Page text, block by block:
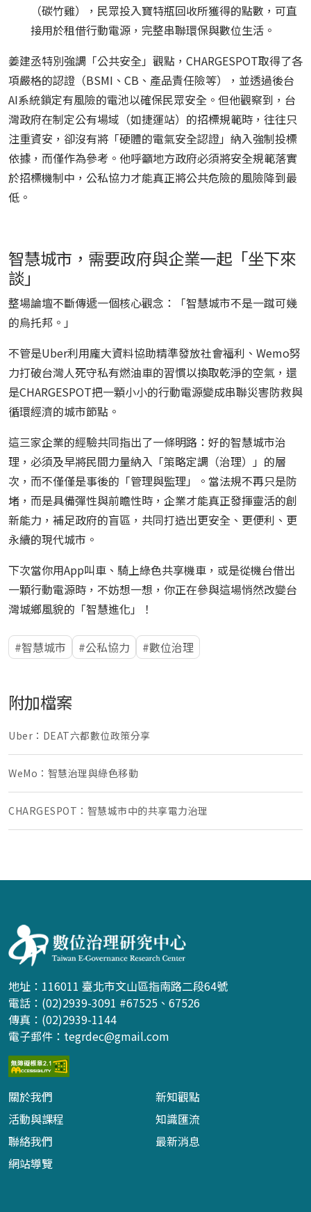
（碳竹雞），民眾投入寶特瓶回收所獲得的點數，可直
接用於租借行動電源，完整串聯環保與數位生活。
姜建丞特別強調「公共安全」觀點，CHARGESPOT取得了各
項嚴格的認證（BSMI、CB、產品責任險等），並透過後台
AI系統鎖定有風險的電池以確保民眾安全。但他觀察到，台
灣政府在制定公有場域（如捷運站）的招標規範時，往往只
注重資安，卻沒有將「硬體的電氣安全認證」納入強制投標
依據，而僅作為參考。他呼籲地方政府必須將安全規範落實
於招標機制中，公私協力才能真正將公共危險的風險降到最
低。
智慧城市，需要政府與企業一起「坐下來
談」
整場論壇不斷傳遞一個核心觀念：「智慧城市不是一蹴可幾
的烏托邦。」
不管是Uber利用龐大資料協助精準發放社會福利、Wemo努
力打破台灣人死守私有燃油車的習慣以換取乾淨的空氣，還
是CHARGESPOT把一顆小小的行動電源變成串聯災害防救與
循環經濟的城市節點。
這三家企業的經驗共同指出了一條明路：好的智慧城市治
理，必須及早將民間力量納入「策略定調（治理）」的層
次，而不僅僅是事後的「管理與監理」。當法規不再只是防
堵，而是具備彈性與前瞻性時，企業才能真正發揮靈活的創
新能力，補足政府的盲區，共同打造出更安全、更便利、更
永續的現代城市。
下次當你用App叫車、騎上綠色共享機車，或是從機台借出
一顆行動電源時，不妨想一想，你正在參與這場悄然改變台
灣城鄉風貌的「智慧進化」！
智慧城市 公私協力 數位治理
附加檔案
Uber：DEAT六都數位政策分享
WeMo：智慧治理與綠色移動
CHARGESPOT：智慧城市中的共享電力治理
地址：116011 臺北市文山區指南路二段64號
電話：(02)2939-3091 #67525、67526
傳真：(02)2939-1144
電子郵件： tegrdec@gmail.com
關於我們
新知觀點
活動與課程
知識匯流
聯絡我們
最新消息
網站導覽